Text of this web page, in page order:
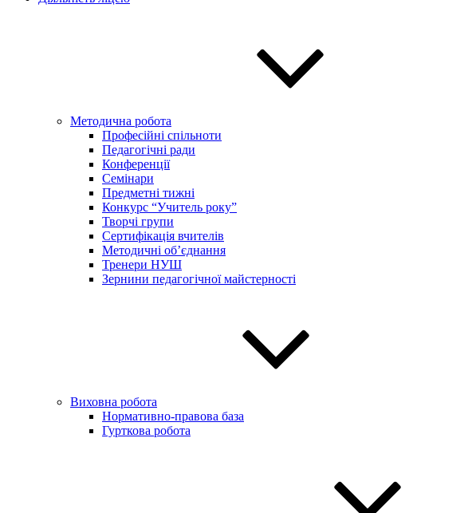
Методична робота
Професійні спільноти
Педагогічні ради
Конференції
Семінари
Предметні тижні
Конкурс “Учитель року”
Творчі групи
Сертифікація вчителів
Методичні об’єднання
Тренери НУШ
Зернини педагогічної майстерності
Виховна робота
Нормативно-правова база
Гурткова робота